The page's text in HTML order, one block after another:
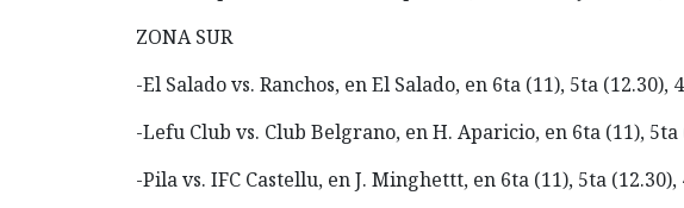
ZONA SUR
-El Salado vs. Ranchos, en El Salado, en 6ta (11), 5ta (12.30),
-Lefu Club vs. Club Belgrano, en H. Aparicio, en 6ta (11), 5ta
-Pila vs. IFC Castellu, en J. Minghettt, en 6ta (11), 5ta (12.30),